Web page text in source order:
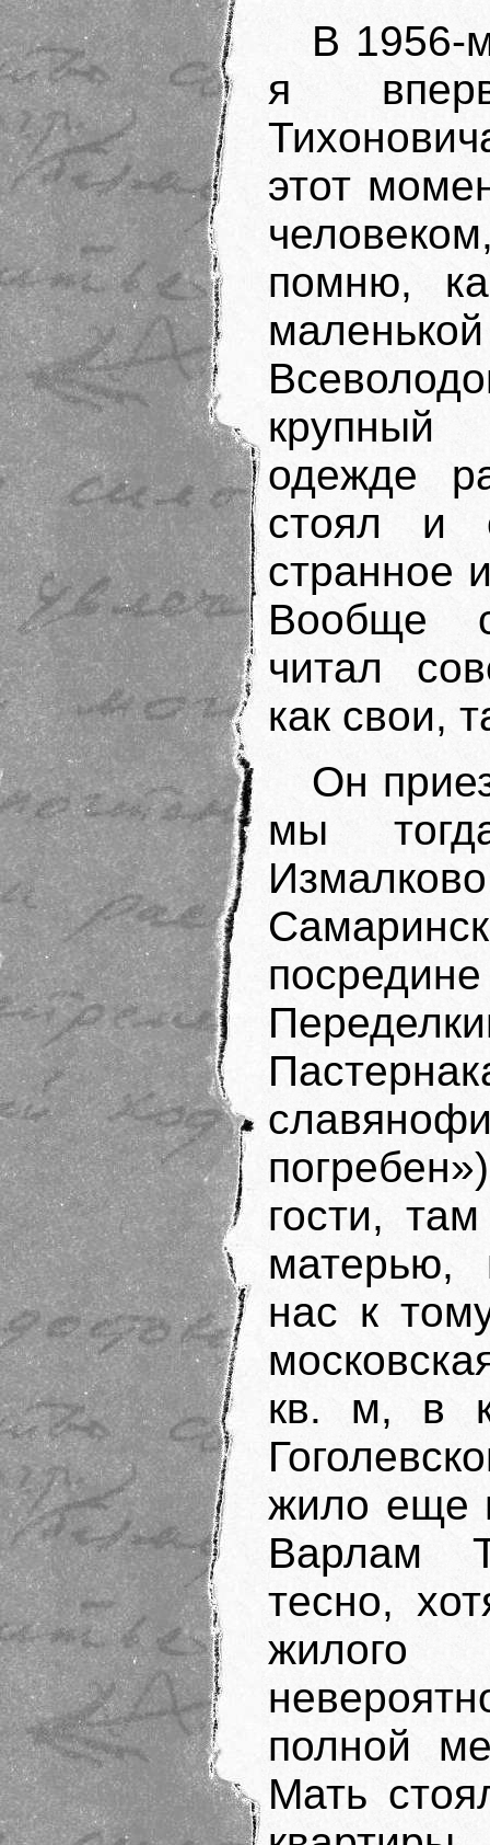
В 1956-
я
этот
помню,
одежде
стоял и
странное
Вообще
читал
как свои,
Он
мы
гости,
матерью,
нас к
кв. м, в
жило еще
Варлам
тесно,
жилого
полной
Мать